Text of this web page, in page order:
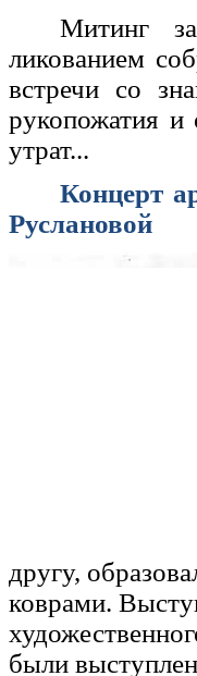
Митинг
ликованием
встречи со
рукопожатия и
утрат...
Концерт
Руслановой
другу,
коврами.
были